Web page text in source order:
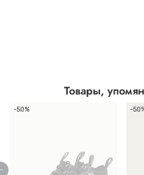
Товары,
-50% -